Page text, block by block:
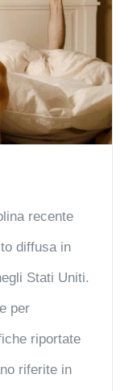
recente
diffusa in
Stati Uniti.
per
riportate
riferite in